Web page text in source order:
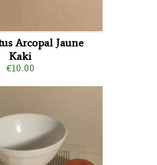
Arcopal Jaune
Kaki
€10.00